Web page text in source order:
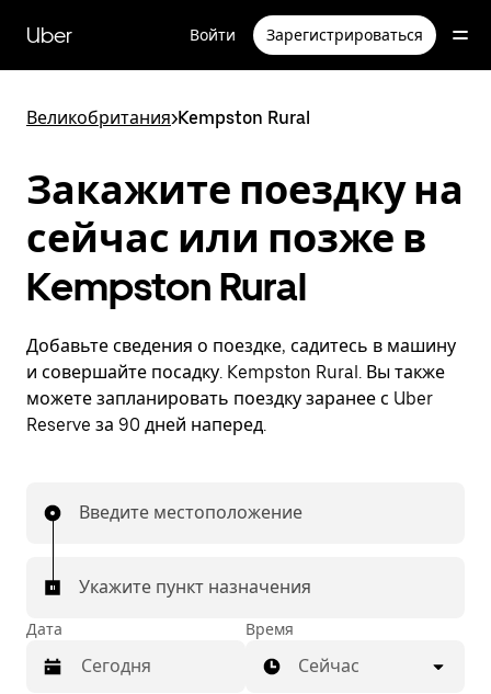
перейти
к
содержимому
Uber Войти Зарегистрироваться
Великобритания>Kempston Rural
Закажите поездку на
сейчас или позже в
Kempston Rural
Добавьте сведения о поездке, садитесь в машину
и совершайте посадку. Kempston Rural. Вы также
можете запланировать поездку заранее с Uber
Reserve за 90 дней наперед.
Введите местоположение
Укажите пункт назначения
Дата Время
Сейчас